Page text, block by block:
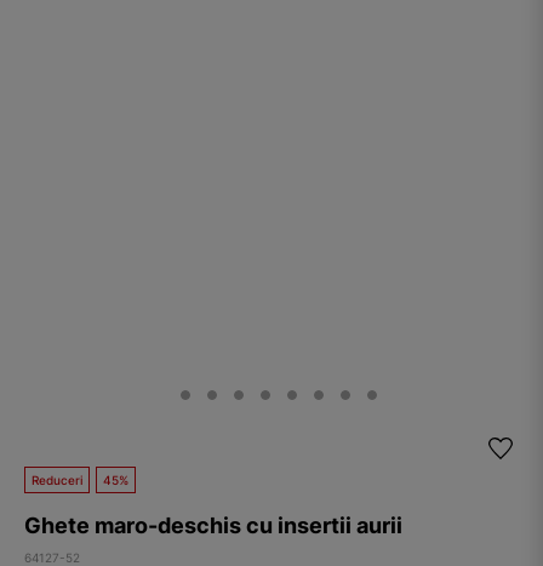
Reduceri 45%
Ghete maro-deschis cu insertii aurii
64127-52